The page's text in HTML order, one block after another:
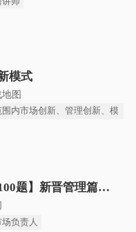
模式
图
内市场创新、管理创新、模
【知乎精选问答100题】新晋管理篇
负责人